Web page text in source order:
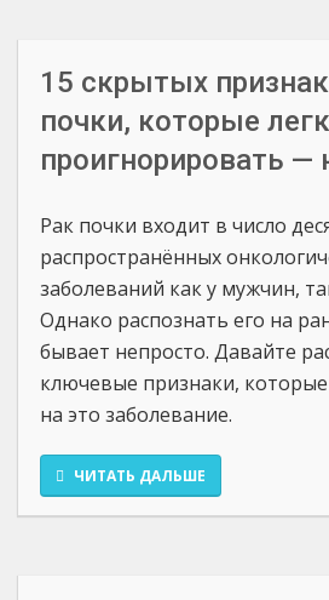
15 скрытых
почки, которые
проигнорировать —
Рак почки входит в число
распространённых
заболеваний как у мужчин,
Однако распознать его на
бывает непросто. Давайте
ключевые признаки,
на это заболевание.
ЧИТАТЬ ДАЛЬШЕ